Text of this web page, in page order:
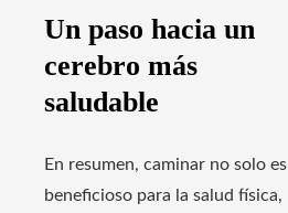
Un paso hacia un
cerebro más
saludable
En resumen, caminar no solo es
beneficioso para la salud física,